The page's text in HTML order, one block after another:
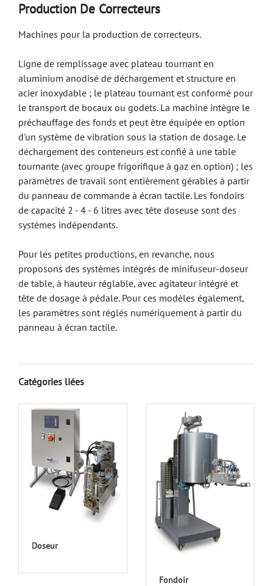
Production De Correcteurs
Machines pour la production de correcteurs.
Ligne de remplissage avec plateau tournant en
aluminium anodisé de déchargement et structure en
acier inoxydable ; le plateau tournant est conformé pour
le transport de bocaux ou godets. La machine intègre le
préchauffage des fonds et peut être équipée en option
d'un système de vibration sous la station de dosage. Le
déchargement des conteneurs est confié à une table
tournante (avec groupe frigorifique à gaz en option) ; les
paramètres de travail sont entièrement gérables à partir
du panneau de commande à écran tactile. Les fondoirs
de capacité 2 - 4 - 6 litres avec tête doseuse sont des
systèmes indépendants.
Pour les petites productions, en revanche, nous
proposons des systèmes intégrés de minifuseur-doseur
de table, à hauteur réglable, avec agitateur intégré et
tête de dosage à pédale. Pour ces modèles également,
les paramètres sont réglés numériquement à partir du
panneau à écran tactile.
Catégories liées
Doseur
Fondoir